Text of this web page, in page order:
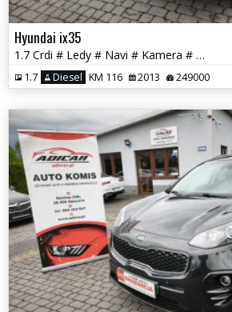
Hyundai ix35
1.7 Crdi # Ledy # Navi # Kamera # Felga # Full Serwis # GWARANCJA !!
1.7 Diesel KM 116 2013 249000